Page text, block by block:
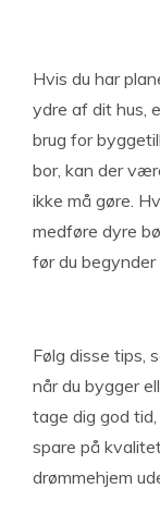
Hvis du har
ydre af dit hus,
brug for
bor, kan der
ikke må gøre.
medføre dyre
før du
Følg disse tips,
når du bygger
tage dig god
spare på
drømmehjem